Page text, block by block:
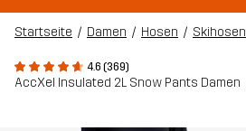
Startseite Damen Hosen Skihosen
4.6 (369)
AccXel Insulated 2L Snow Pants Damen